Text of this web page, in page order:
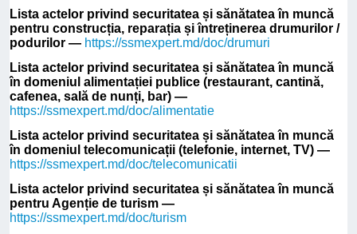
Lista actelor privind securitatea și sănătatea în muncă
pentru construcția, reparația și întreținerea drumurilor /
podurilor — https://ssmexpert.md/doc/drumuri
Lista actelor privind securitatea și sănătatea în muncă
în domeniul alimentației publice (restaurant, cantină,
cafenea, sală de nunți, bar) —
https://ssmexpert.md/doc/alimentatie
Lista actelor privind securitatea și sănătatea în muncă
în domeniul telecomunicații (telefonie, internet, TV) —
https://ssmexpert.md/doc/telecomunicatii
Lista actelor privind securitatea și sănătatea în muncă
pentru Agenție de turism —
https://ssmexpert.md/doc/turism